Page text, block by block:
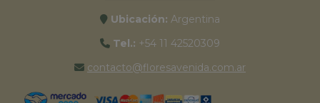
Ubicación: Argentina
Tel.: +54 11 42520309
contacto@floresavenida.com.ar